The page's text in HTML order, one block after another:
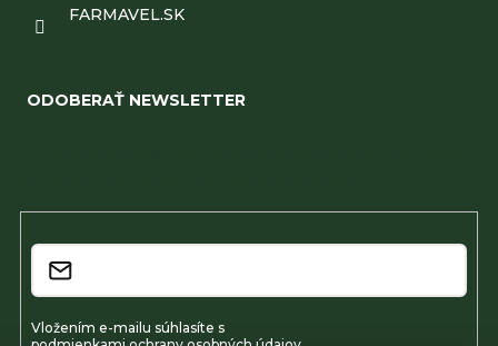
FARMAVEL.SK
ODOBERAŤ NEWSLETTER
Vložením e-mailu súhlasíte s